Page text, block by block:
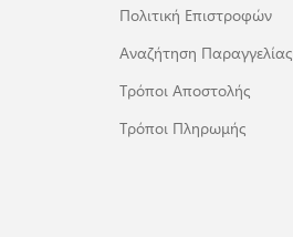
Πολιτική Επιστροφών
Αναζήτηση Παραγγελίας
Τρόποι Αποστολής
Τρόποι Πληρωμής